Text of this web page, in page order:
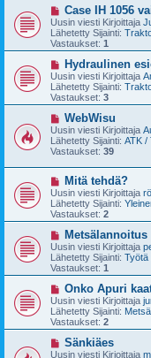
e
s
t
U
u
s
i
v
e
s
t
i
Case IH 1056
Uusin viesti Kirjoittaja
Lähetetty Sijainti:
Vastaukset: 1
U
u
s
i
v
s
t
i
Hydraulinen
Uusin viesti Kirjoittaja
Lähetetty Sijainti:
Vastaukset: 3
U
u
s
i
v
i
e
s
t
i
WebWisu
Uusin viesti Kirjoittaja
Lähetetty Sijainti: ATK /
Vastaukset: 39
U
u
s
i
v
e
s
t
i
Mitä tehdä?
Uusin viesti Kirjoittaja
Lähetetty Sijainti:
Vastaukset: 2
U
u
s
i
v
s
t
i
Metsälannoitus
Uusin viesti Kirjoittaja
Lähetetty Sijainti: Työtä
Vastaukset: 1
U
u
s
i
v
e
Onko Apuri
Uusin viesti Kirjoittaja
Lähetetty Sijainti:
Vastaukset: 2
U
u
Sänkiäes
Uusin viesti Kirjoittaja